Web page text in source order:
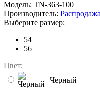
Модель: TN-363-100
Производитель: Распродажа
Выберите размер:
54
56
Цвет:
Черный